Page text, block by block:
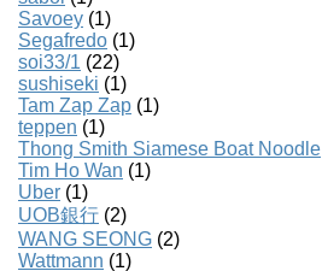
Savoey (1)
Segafredo (1)
soi33/1 (22)
sushiseki (1)
Tam Zap Zap (1)
teppen (1)
Thong Smith Siamese Boat Noodle
Tim Ho Wan (1)
Uber (1)
UOB銀行 (2)
WANG SEONG (2)
Wattmann (1)